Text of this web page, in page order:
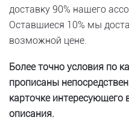
доставку 90% нашего
Оставшиеся 10% мы
возможной цене.
Более точно условия по
прописаны
карточке интересующего
описания.